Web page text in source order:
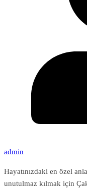
admin
Hayatınızdaki en özel
unutulmaz kılmak için